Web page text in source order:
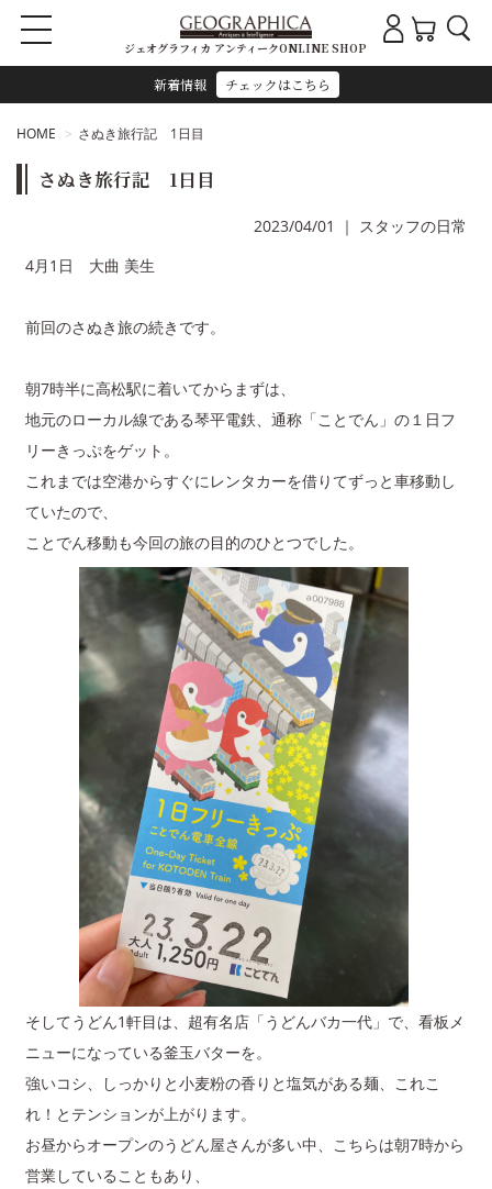
新着情報 チェックはこちら
ジェオグラフィカ アンティークONLINE SHOP
HOME さぬき旅行記 1日目
さぬき旅行記 1日目
2023/04/01 ｜ スタッフの日常
4月1日 大曲 美生
前回のさぬき旅の続きです。
朝7時半に高松駅に着いてからまずは、
地元のローカル線である琴平電鉄、通称「ことでん」の１日フ
リーきっぷをゲット。
これまでは空港からすぐにレンタカーを借りてずっと車移動し
ていたので、
ことでん移動も今回の旅の目的のひとつでした。
そしてうどん1軒目は、超有名店「うどんバカ一代」で、看板メ
ニューになっている釜玉バターを。
強いコシ、しっかりと小麦粉の香りと塩気がある麺、これこ
れ！とテンションが上がります。
お昼からオープンのうどん屋さんが多い中、こちらは朝7時から
営業していることもあり、